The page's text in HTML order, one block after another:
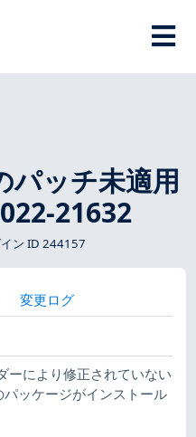
ッチ未適用
21632
ン ID 244157
変更ログ
により修正されていない
ッケージがインストール